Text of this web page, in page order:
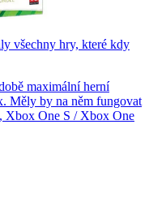
všechny hry, které kdy
maximální herní
Měly by na něm fungovat
Xbox One S / Xbox One